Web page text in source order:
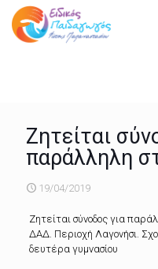
Ζητείται
παράλληλη
19/04/2019
Ζητείται σύνοδος για
ΔΑΔ. Περιοχή Λαγονήσι.
δευτέρα γυμνασίου